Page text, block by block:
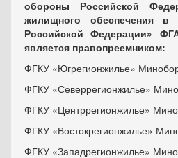
обороны Российской
жилищного обеспечения в
Российской Федерации»
является правопреемником:
ФГКУ «Югрегионжилье»
ФГКУ «Северрегионжилье»
ФГКУ «Центррегионжилье»
ФГКУ «Востокрегионжилье»
ФГКУ «Западрегионжилье»